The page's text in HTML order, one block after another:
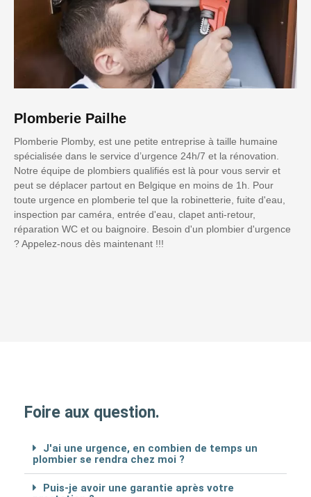
Plomberie Pailhe
Plomberie Plomby, est une petite entreprise à taille humaine
spécialisée dans le service d’urgence 24h/7 et la rénovation.
Notre équipe de plombiers qualifiés est là pour vous servir et
peut se déplacer partout en Belgique en moins de 1h. Pour
toute urgence en plomberie tel que la robinetterie, fuite d'eau,
inspection par caméra, entrée d'eau, clapet anti-retour,
réparation WC et ou baignoire. Besoin d'un plombier d'urgence
? Appelez-nous dès maintenant !!!
Foire aux question.
J'ai une urgence, en combien de temps un
plombier se rendra chez moi ?
Puis-je avoir une garantie après votre